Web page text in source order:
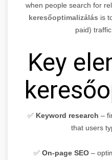
when people search for
keresőoptimalizálás is
paid)
Key
✅ Keyword research –
that users
✅ On-page SEO –